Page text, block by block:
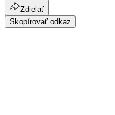
Zdielať
Skopírovať odkaz